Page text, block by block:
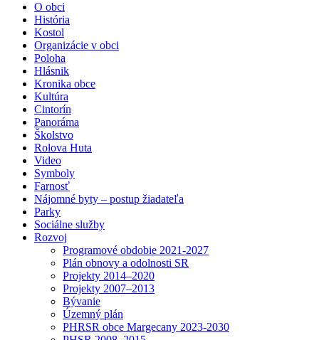
O obci
História
Kostol
Organizácie v obci
Poloha
Hlásnik
Kronika obce
Kultúra
Cintorín
Panoráma
Školstvo
Rolova Huta
Video
Symboly
Farnosť
Nájomné byty – postup žiadateľa
Parky
Sociálne služby
Rozvoj
Programové obdobie 2021-2027
Plán obnovy a odolnosti SR
Projekty 2014–2020
Projekty 2007–2013
Bývanie
Územný plán
PHRSR obce Margecany 2023-2030